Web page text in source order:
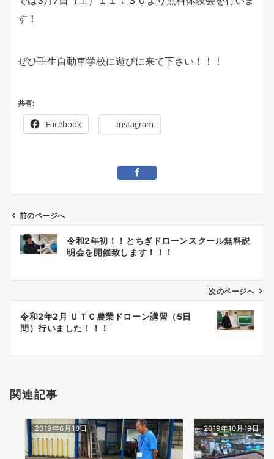
す！
ぜひ壬生自動車学校に遊びに来て下さい！！！
共有:
Facebook Instagram
ン
前のページへ
令和2年初！！とちぎドローンスクール無料説
明会を開催致します！！！
次のページへ
令和2年2月 ＵＴＣ農業ドローン講習（5日
間）行いました！！！
関連記事
2019年6月18日 2019年10月19日